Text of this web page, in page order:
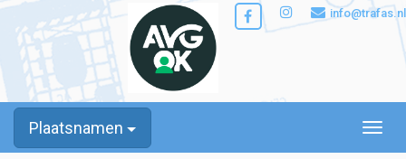
info@trafas.nl
Plaatsnamen